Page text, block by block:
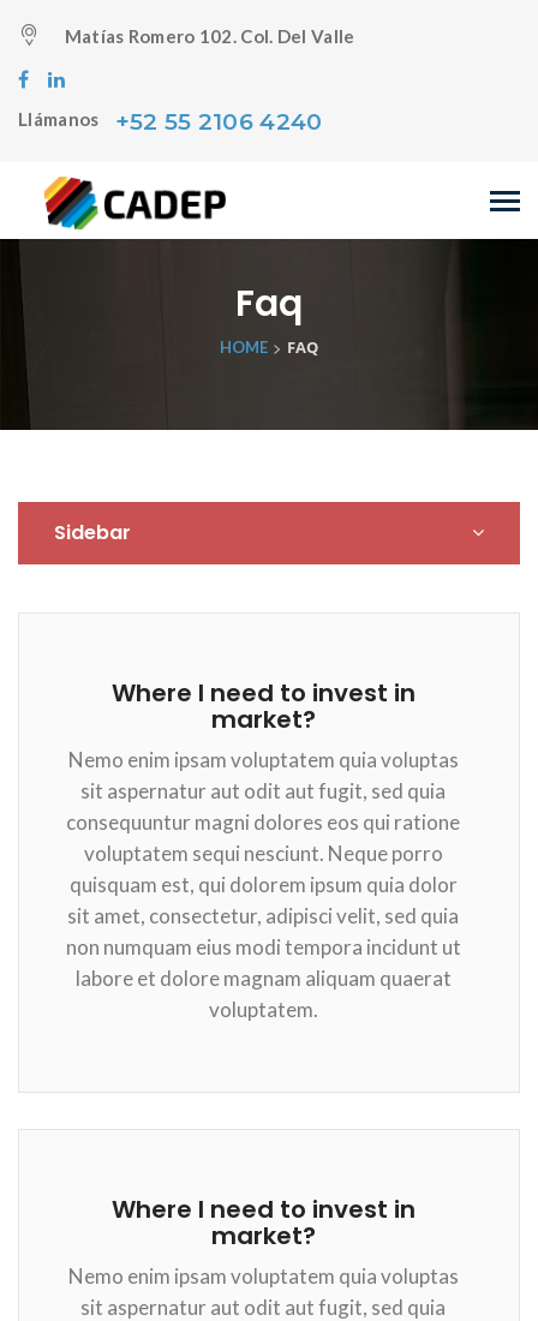
Matías Romero 102. Col. Del Valle
Llámanos +52 55 2106 4240
Faq
HOME > FAQ
Sidebar
Where I need to invest in
market?
Nemo enim ipsam voluptatem quia voluptas
sit aspernatur aut odit aut fugit, sed quia
consequuntur magni dolores eos qui ratione
voluptatem sequi nesciunt. Neque porro
quisquam est, qui dolorem ipsum quia dolor
sit amet, consectetur, adipisci velit, sed quia
non numquam eius modi tempora incidunt ut
labore et dolore magnam aliquam quaerat
voluptatem.
Where I need to invest in
market?
Nemo enim ipsam voluptatem quia voluptas
sit aspernatur aut odit aut fugit, sed quia